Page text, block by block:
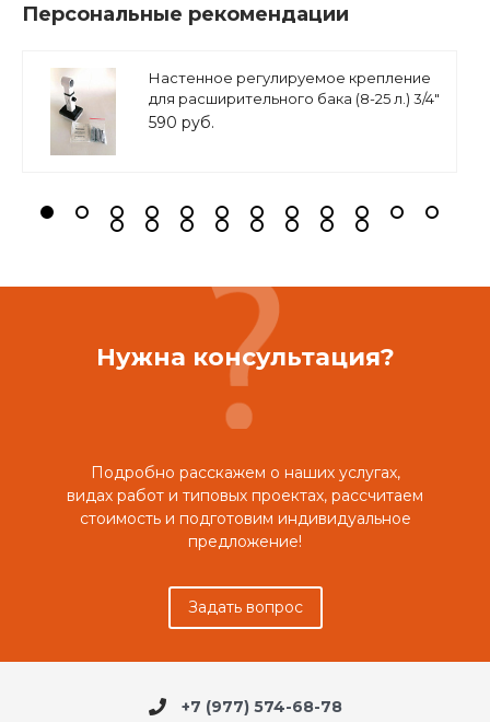
Персональные рекомендации
Настенное регулируемое крепление
для расширительного бака (8-25 л.) 3/4"
белое, ASKON
590 руб.
Нужна консультация?
Подробно расскажем о наших услугах,
видах работ и типовых проектах, рассчитаем
стоимость и подготовим индивидуальное
предложение!
Задать вопрос
+7 (977) 574-68-78